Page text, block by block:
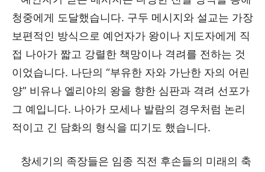
청중에게 도달했습니다. 구두 메시지와 설교는 가장
보편적인 방식으로 예언자가 왕이나 지도자에게 직
접 나아가 짧고 강렬한 책망이나 격려를 전하는 것
이었습니다. 나단의 “부유한 자와 가난한 자의 어린
양” 비유나 엘리야의 왕을 향한 심판과 격려 선포가
그 예입니다. 나아가 모세나 발람의 경우처럼 논리
적이고 긴 담화의 형식을 띠기도 했습니다.
창세기의 족장들은 임종 직전 후손들의 미래의 축